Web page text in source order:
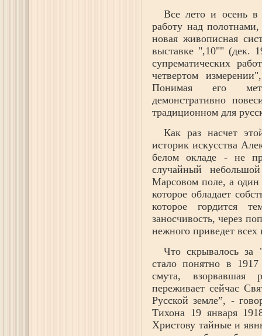
Все лето и осень в
работу над
новая живописная
выставке ",10"" (дек.
супрематических
четвертом
Понимая его
демонстративно
традиционном для
Как раз насчет
историк искусства
белом окладе - не
случайный
Марсовом поле, а один
которое обладает
которое гордится
заносчивость, через
нежного приведет всех
Что скрывалось за
стало понятно в
смута, взорвавшая
переживает сейчас
Русской земле”, -
Тихона 19 января
Христову тайные и